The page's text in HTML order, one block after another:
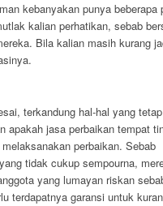
kebanyakan punya beberapa
kalian perhatikan, sebab
Bila kalian masih kurang
terkandung hal-hal yang
apakah jasa perbaikan tempat
perbaikan. Sebab
tidak cukup sempourna,
yang lumayan riskan
terdapatnya garansi untuk